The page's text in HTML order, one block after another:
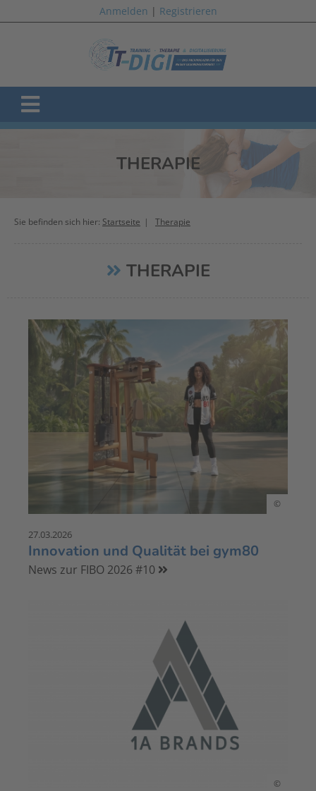
Anmelden | Registrieren
THERAPIE
Sie befinden sich hier: Startseite Therapie
THERAPIE
©
27.03.2026
Innovation und Qualität bei gym80
News zur FIBO 2026 #10
©